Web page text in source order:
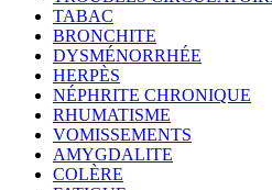
TABAC
BRONCHITE
DYSMÉNORRHÉE
HERPÈS
NÉPHRITE CHRONIQUE
RHUMATISME
VOMISSEMENTS
AMYGDALITE
COLÈRE